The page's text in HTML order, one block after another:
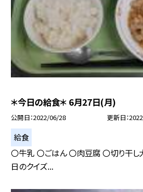
＊今日の給食＊ 6月27日(月)
公開日 2022/06/28 更新日
給食
〇牛乳 〇ごはん 〇肉豆腐 〇切り干
日のクイズ...